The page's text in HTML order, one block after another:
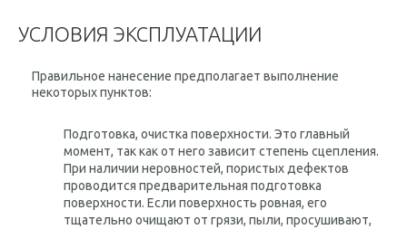
УСЛОВИЯ ЭКСПЛУАТАЦИИ
Правильное нанесение предполагает выполнение
некоторых пунктов:
Подготовка, очистка поверхности. Это главный
момент, так как от него зависит степень сцепления.
При наличии неровностей, пористых дефектов
проводится предварительная подготовка
поверхности. Если поверхность ровная, его
тщательно очищают от грязи, пыли, просушивают,